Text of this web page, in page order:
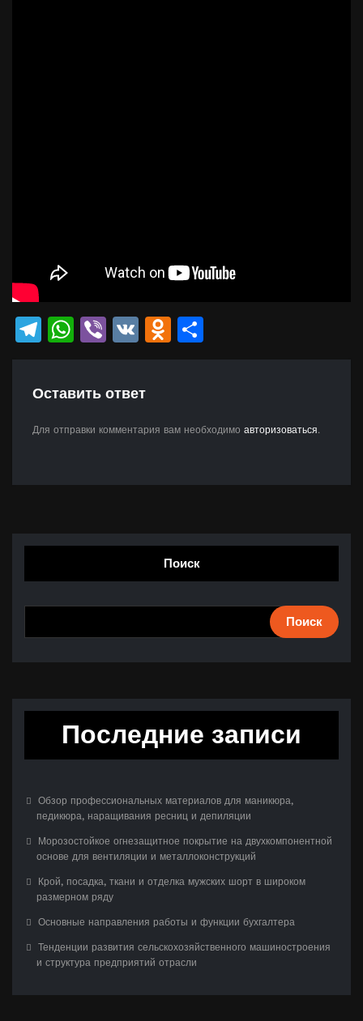
Telegram
WhatsApp
Viber
VK Odnoklassniki
Оставить ответ
Для отправки комментария вам необходимо авторизоваться.
Поиск
Поиск
Последние записи
Обзор профессиональных материалов для маникюра,
педикюра, наращивания ресниц и депиляции
Морозостойкое огнезащитное покрытие на двухкомпонентной
основе для вентиляции и металлоконструкций
Крой, посадка, ткани и отделка мужских шорт в широком
размерном ряду
Основные направления работы и функции бухгалтера
Тенденции развития сельскохозяйственного машиностроения
и структура предприятий отрасли